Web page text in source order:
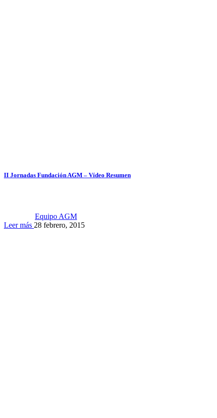
II Jornadas Fundación AGM – Vídeo Resumen
Equipo AGM
Leer más 28 febrero, 2015